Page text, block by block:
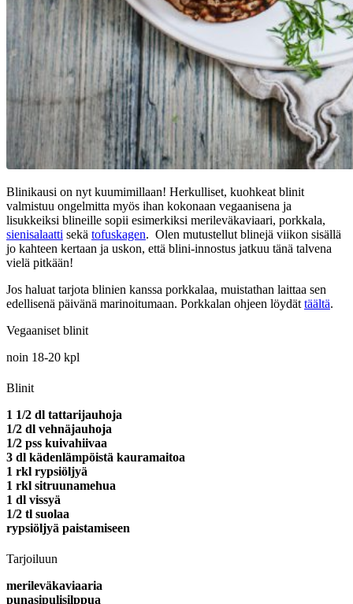
Blinikausi on nyt kuumimillaan! Herkulliset, kuohkeat blinit
valmistuu ongelmitta myös ihan kokonaan vegaanisena ja
lisukkeiksi blineille sopii esimerkiksi merileväkaviaari, porkkala,
sienisalaatti sekä tofuskagen. Olen mutustellut blinejä viikon sisällä
jo kahteen kertaan ja uskon, että blini-innostus jatkuu tänä talvena
vielä pitkään!
Jos haluat tarjota blinien kanssa porkkalaa, muistathan laittaa sen
edellisenä päivänä marinoitumaan. Porkkalan ohjeen löydät täältä.
Vegaaniset blinit
noin 18-20 kpl
Blinit
1 1/2 dl tattarijauhoja
1/2 dl vehnäjauhoja
1/2 pss kuivahiivaa
3 dl kädenlämpöistä kauramaitoa
1 rkl rypsiöljyä
1 rkl sitruunamehua
1 dl vissyä
1/2 tl suolaa
rypsiöljyä paistamiseen
Tarjoiluun
merileväkaviaaria
punasipulisilppua